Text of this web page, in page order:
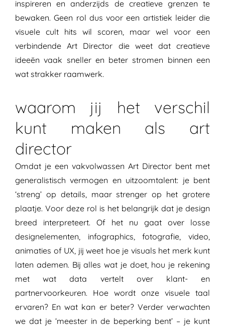
inspireren en anderzijds de creatieve grenzen te
bewaken. Geen rol dus voor een artistiek leider die
visuele cult hits wil scoren, maar wel voor een
verbindende Art Director die weet dat creatieve
ideeën vaak sneller en beter stromen binnen een
wat strakker raamwerk.
waarom jij het verschil
kunt maken als art
director
Omdat je een vakvolwassen Art Director bent met
generalistisch vermogen en uitzoomtalent: je bent
‘streng’ op details, maar strenger op het grotere
plaatje. Voor deze rol is het belangrijk dat je design
breed interpreteert. Of het nu gaat over losse
designelementen, infographics, fotografie, video,
animaties of UX, jij weet hoe je visuals het merk kunt
laten ademen. Bij alles wat je doet, hou je rekening
met wat data vertelt over klant- en
partnervoorkeuren. Hoe wordt onze visuele taal
ervaren? En wat kan er beter? Verder verwachten
we dat je ‘meester in de beperking bent’ – je kunt